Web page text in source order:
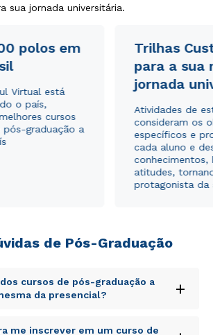
sua jornada universitária.
polos em
Virtual está
o país,
cursos
pós-graduação a
Trilhas
para a sua
jornada
Atividades de
consideram os
específicos e
cada aluno e
conhecimentos,
atitudes,
protagonista da
de Pós-Graduação
cursos de pós-graduação a
da presencial?
+
unde omnis iste natus error sit
me inscrever em um curso de
Política de Privacidade.
dados sejam utilizados para o
da Cruzeiro do Sul.